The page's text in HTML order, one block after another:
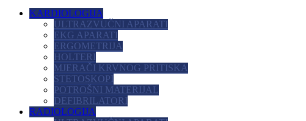
KARDIOLOGIJA
ULTRAZVUČNI APARATI
EKG APARATI
ERGOMETRIJA
HOLTERI
MJERAČI KRVNOG PRITISKA
STETOSKOPI
POTROŠNI MATERIJAL
DEFIBRILATORI
RADIOLOGIJA